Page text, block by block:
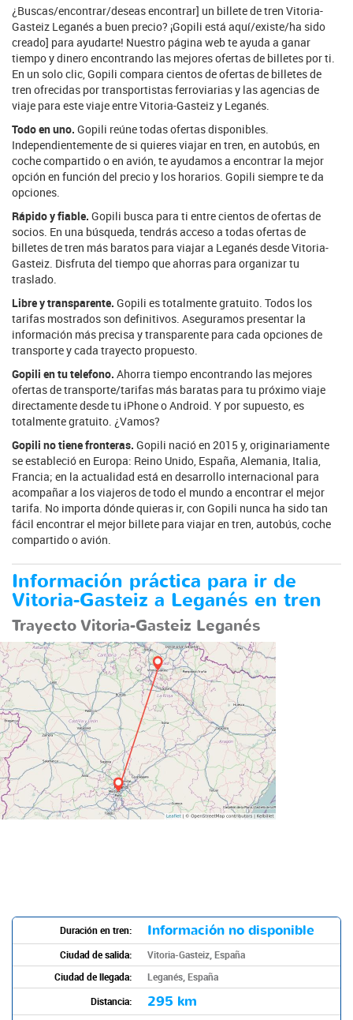
¿Buscas/encontrar/deseas encontrar] un billete de tren Vitoria-
Gasteiz Leganés a buen precio? ¡Gopili está aquí/existe/ha sido
creado] para ayudarte! Nuestro página web te ayuda a ganar
tiempo y dinero encontrando las mejores ofertas de billetes por ti.
En un solo clic, Gopili compara cientos de ofertas de billetes de
tren ofrecidas por transportistas ferroviarias y las agencias de
viaje para este viaje entre Vitoria-Gasteiz y Leganés.
Todo en uno. Gopili reúne todas ofertas disponibles.
Independientemente de si quieres viajar en tren, en autobús, en
coche compartido o en avión, te ayudamos a encontrar la mejor
opción en función del precio y los horarios. Gopili siempre te da
opciones.
Rápido y fiable. Gopili busca para ti entre cientos de ofertas de
socios. En una búsqueda, tendrás acceso a todas ofertas de
billetes de tren más baratos para viajar a Leganés desde Vitoria-
Gasteiz. Disfruta del tiempo que ahorras para organizar tu
traslado.
Libre y transparente. Gopili es totalmente gratuito. Todos los
tarifas mostrados son definitivos. Aseguramos presentar la
información más precisa y transparente para cada opciones de
transporte y cada trayecto propuesto.
Gopili en tu telefono. Ahorra tiempo encontrando las mejores
ofertas de transporte/tarifas más baratas para tu próximo viaje
directamente desde tu iPhone o Android. Y por supuesto, es
totalmente gratuito. ¿Vamos?
Gopili no tiene fronteras. Gopili nació en 2015 y, originariamente
se estableció en Europa: Reino Unido, España, Alemania, Italia,
Francia; en la actualidad está en desarrollo internacional para
acompañar a los viajeros de todo el mundo a encontrar el mejor
tarifa. No importa dónde quieras ir, con Gopili nunca ha sido tan
fácil encontrar el mejor billete para viajar en tren, autobús, coche
compartido o avión.
Información práctica para ir de
Vitoria-Gasteiz a Leganés en tren
Trayecto Vitoria-Gasteiz Leganés
Duración en tren: Información no disponible
Ciudad de salida:
Vitoria-Gasteiz, España
Ciudad de llegada:
Leganés, España
Distancia:
295 km